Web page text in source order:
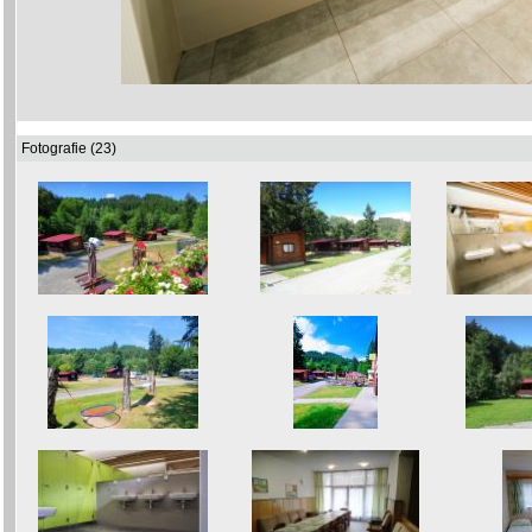
Fotografie (23)